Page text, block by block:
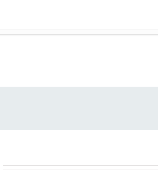
Grande Gai­eté, suivi deTout ne finit